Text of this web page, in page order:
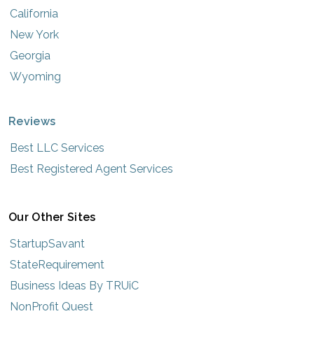
California
New York
Georgia
Wyoming
Reviews
Best LLC Services
Best Registered Agent Services
Our Other Sites
StartupSavant
StateRequirement
Business Ideas By TRUiC
NonProfit Quest